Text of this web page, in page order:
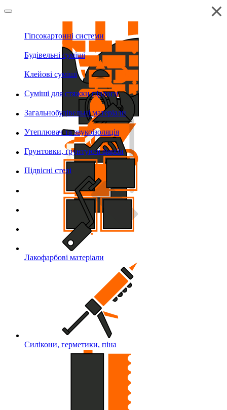
Гіпсокартонні системи
Будівельні суміші
Клейові суміші
Суміші для стяжки підлоги
Загальнобудівельні матеріали
Утеплювач та звукоізоляція
Грунтовки, ґрунтуючі фарби
Підвісні стелі
Лакофарбові матеріали
Силікони, герметики, піна